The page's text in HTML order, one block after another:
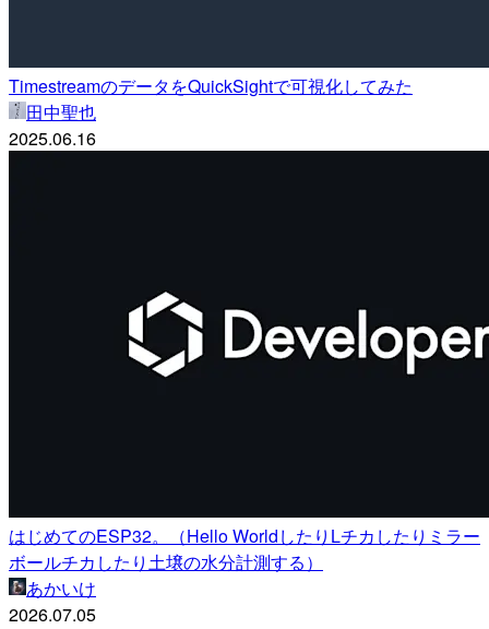
TimestreamのデータをQuickSightで可視化してみた
田中聖也
2025.06.16
はじめてのESP32。（Hello WorldしたりLチカしたりミラー
ボールチカしたり土壌の水分計測する）
あかいけ
2026.07.05